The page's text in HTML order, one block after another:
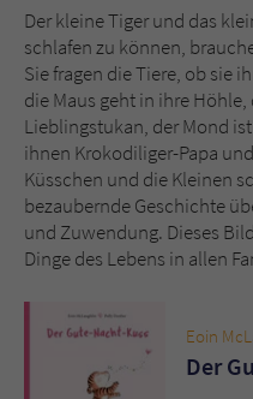
Der kleine Tiger und das
schlafen zu können,
Sie fragen die Tiere, ob sie
die Maus geht in ihre
Lieblingstukan, der Mond
ihnen Krokodiliger-Papa
Küsschen und die Kleinen
bezaubernde Geschichte
und Zuwendung. Dieses
Dinge des Lebens in allen
Eoin
Der
Name
Anbieter Literatur-
Laufzeit 1 Jahr
Zweck Cookie für
Literatur-